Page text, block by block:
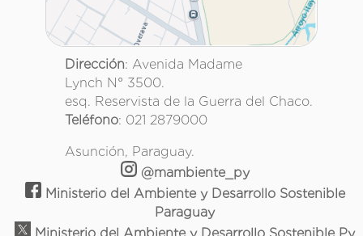
Dirección: Avenida Madame
Lynch N° 3500.
esq. Reservista de la Guerra del Chaco.
Teléfono: 021 2879000
Asunción, Paraguay.
@mambiente_py
Ministerio del Ambiente y Desarrollo Sostenible
Paraguay